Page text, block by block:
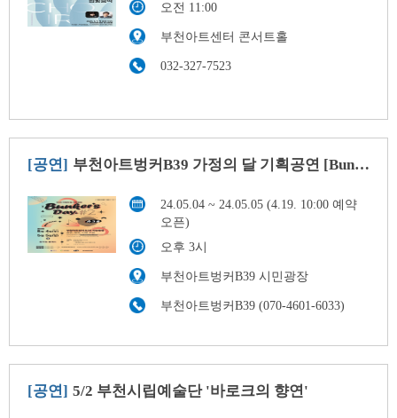
오전 11:00
부천아트센터 콘서트홀
032-327-7523
[공연] 부천아트벙커B39 가정의 달 기획공연 [Bunker's Day Season2]
24.05.04 ~ 24.05.05 (4.19. 10:00 예약
오픈)
오후 3시
부천아트벙커B39 시민광장
부천아트벙커B39 (070-4601-6033)
[공연] 5/2 부천시립예술단 '바로크의 향연'